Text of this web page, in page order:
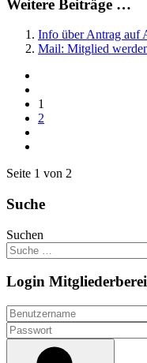
Weitere Beiträge …
Info über Antrag auf
Mail: Mitglied
1
2
Seite 1 von 2
Suche
Suchen
Login